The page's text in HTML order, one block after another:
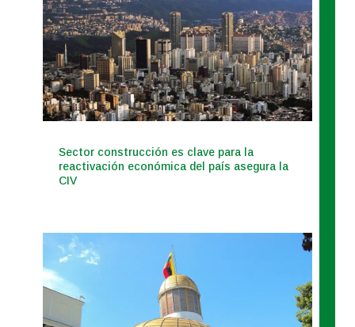
Sector construcción es clave para la
reactivación económica del país asegura la
CIV